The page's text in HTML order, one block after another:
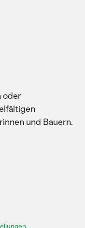
oder
und Bauern.